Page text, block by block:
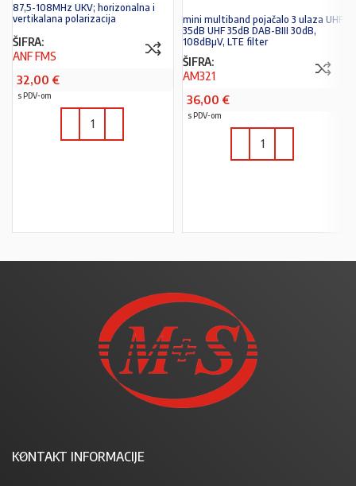
87,5-108MHz UKV; horizonalna i
vertikalana polarizacija
ŠIFRA:
ANF FMS
32,00 €
s PDV-om
mini multiband pojačalo 3 ulaza UHF
35dB UHF 35dB DAB-BIII 30dB,
108dBµV, LTE filter
ŠIFRA:
AM321
36,00 €
s PDV-om
KONTAKT INFORMACIJE